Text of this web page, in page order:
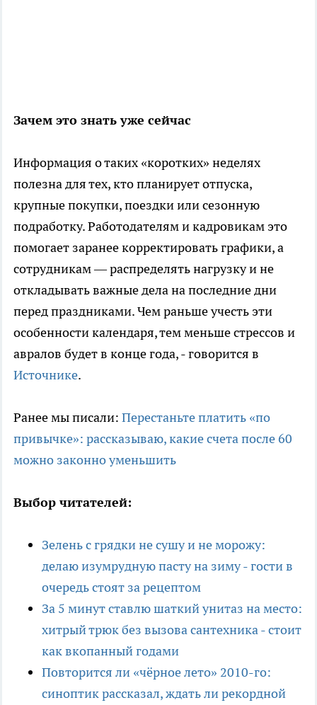
Зачем это знать уже сейчас
Информация о таких «коротких» неделях
полезна для тех, кто планирует отпуска,
крупные покупки, поездки или сезонную
подработку. Работодателям и кадровикам это
помогает заранее корректировать графики, а
сотрудникам — распределять нагрузку и не
откладывать важные дела на последние дни
перед праздниками. Чем раньше учесть эти
особенности календаря, тем меньше стрессов и
авралов будет в конце года, - говорится в
Источнике.
Ранее мы писали: Перестаньте платить «по
привычке»: рассказываю, какие счета после 60
можно законно уменьшить
Выбор читателей:
Зелень с грядки не сушу и не морожу:
делаю изумрудную пасту на зиму - гости в
очередь стоят за рецептом
За 5 минут ставлю шаткий унитаз на место:
хитрый трюк без вызова сантехника - стоит
как вкопанный годами
Повторится ли «чёрное лето» 2010-го:
синоптик рассказал, ждать ли рекордной